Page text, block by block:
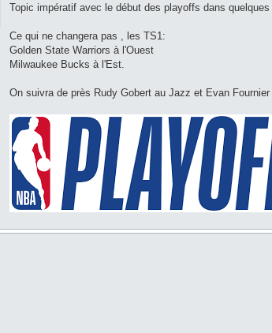
s
g
Topic impératif avec le début des playoffs dans
Ce qui ne changera pas , les TS1:
Golden State Warriors à l'Ouest
Milwaukee Bucks à l'Est.
On suivra de près Rudy Gobert au Jazz et Evan